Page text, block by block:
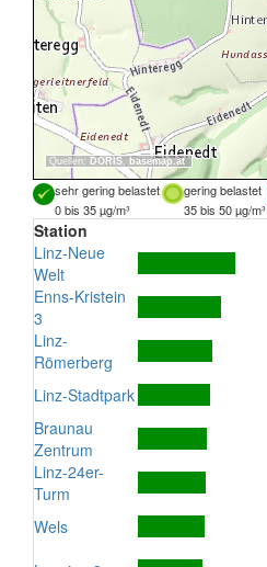
Quellen: DORIS, basemap.at
sehr gering belastet gering belastet
0 bis 35 µg/m³
35 bis 50 µg/m³
Station
Linz-Neue
Welt
Enns-Kristein
3
Linz-
Römerberg
Linz-Stadtpark
Braunau
Zentrum
Linz-24er-
Turm
Wels